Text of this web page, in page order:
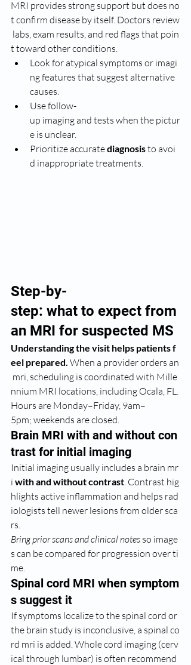
MRI provides strong support but does no
t confirm disease by itself. Doctors review
labs, exam results, and red flags that poin
t toward other conditions.
Look for atypical symptoms or imagi
ng features that suggest alternative
causes.
Use follow-
up imaging and tests when the pictur
e is unclear.
Prioritize accurate diagnosis to avoi
d inappropriate treatments.
Step-by-
step: what to expect from
an MRI for suspect﻿ed MS
Understanding the visit helps patients f
eel prepared. When a provider orders an
mri, scheduling is coordinated with Mille
nnium MRI locations, including Ocala, FL.
Hours are Monday–Friday, 9am–
5pm; weekends are closed.
Brain MRI with and without con
trast for initial imaging
Initial imaging usually includes a brain mr
i with and without contrast . Contrast hig
hlights active inflammation and helps rad
iologists tell newer lesions from older sca
rs.
Bring prior scans and clinical notes so image
s can be compared for progression over ti
me.
Spinal cord MRI when symptom
s suggest it
If symptoms localize to the spinal cord or
the brain study is inconclusive, a spinal co
rd mri is added. Whole cord imaging (cerv
ical through lumbar) is often recommend